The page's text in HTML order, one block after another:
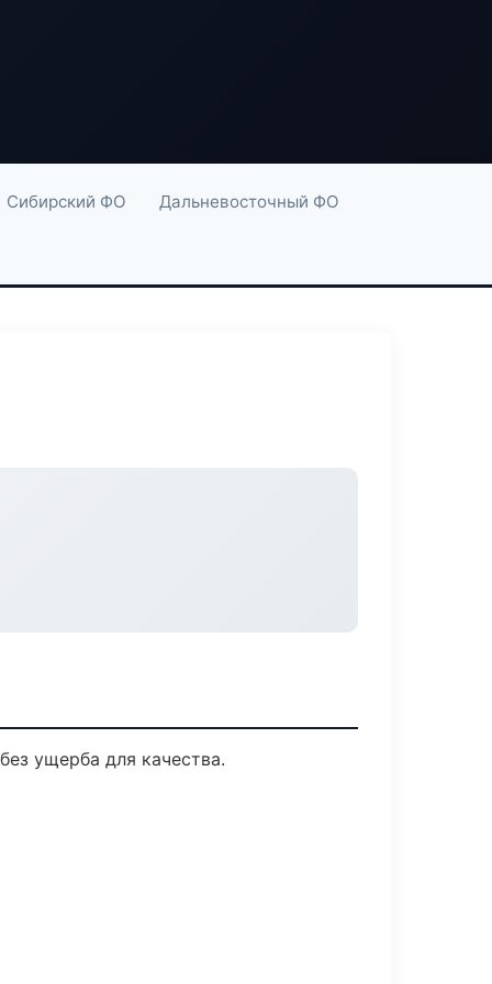
Сибирский ФО Дальневосточный ФО
ущерба для качества.